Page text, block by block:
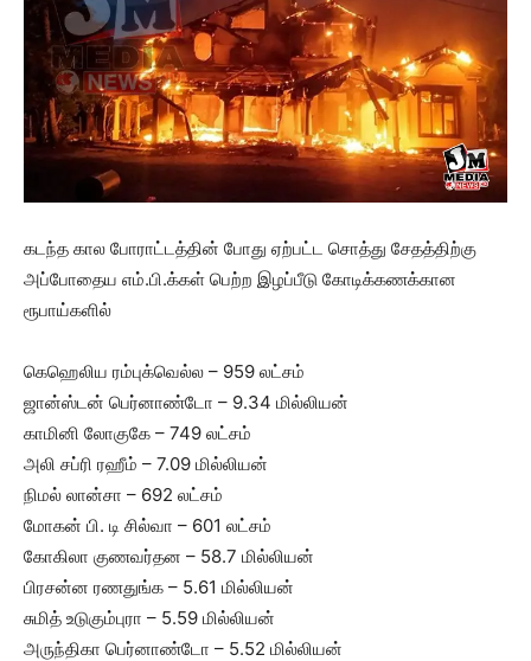
கடந்த கால போராட்டத்தின் போது ஏற்பட்ட சொத்து சேதத்திற்கு
அப்போதைய எம்.பி.க்கள் பெற்ற இழப்பீடு கோடிக்கணக்கான
ரூபாய்களில்
கெஹெலிய ரம்புக்வெல்ல – 959 லட்சம்
ஜான்ஸ்டன் பெர்னாண்டோ – 9.34 மில்லியன்
காமினி லோகுகே – 749 லட்சம்
அலி சப்ரி ரஹீம் – 7.09 மில்லியன்
நிமல் லான்சா – 692 லட்சம்
மோகன் பி. டி சில்வா – 601 லட்சம்
கோகிலா குணவர்தன – 58.7 மில்லியன்
பிரசன்ன ரணதுங்க – 5.61 மில்லியன்
சுமித் உடுகும்புரா – 5.59 மில்லியன்
அருந்திகா பெர்னாண்டோ – 5.52 மில்லியன்